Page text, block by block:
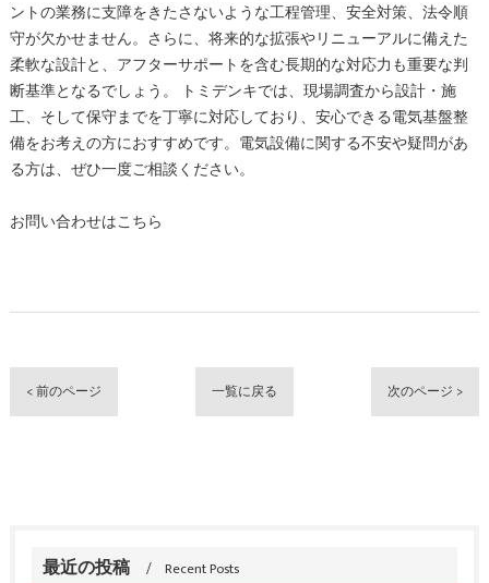
ントの業務に支障をきたさないような工程管理、安全対策、法令順
守が欠かせません。さらに、将来的な拡張やリニューアルに備えた
柔軟な設計と、アフターサポートを含む長期的な対応力も重要な判
断基準となるでしょう。 トミデンキでは、現場調査から設計・施
工、そして保守までを丁寧に対応しており、安心できる電気基盤整
備をお考えの方におすすめです。電気設備に関する不安や疑問があ
る方は、ぜひ一度ご相談ください。
お問い合わせはこちら
< 前のページ 一覧に戻る 次のページ >
最近の投稿 Recent Posts